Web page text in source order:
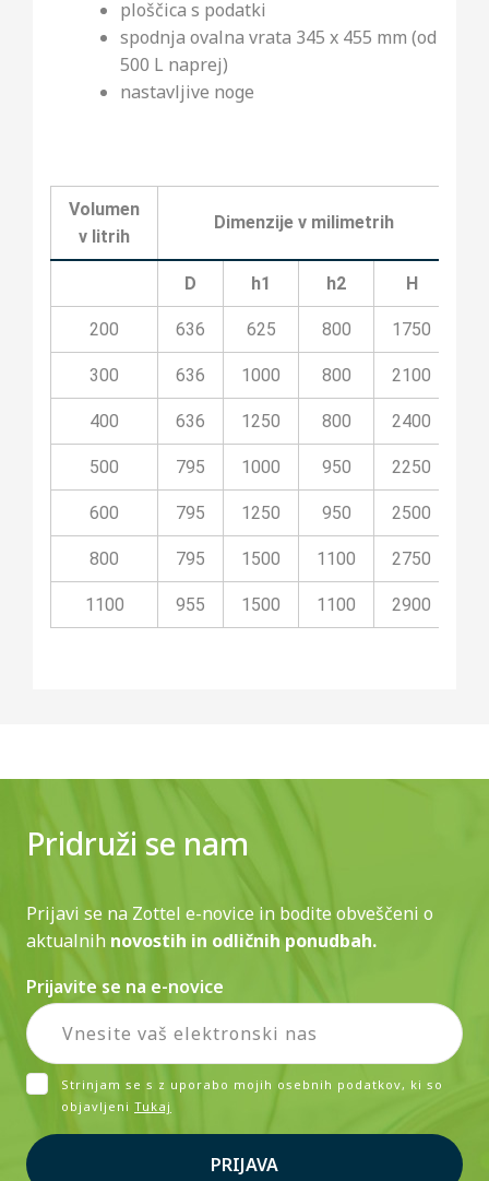
ploščica s podatki
spodnja ovalna vrata 345 x 455 mm (od
500 L naprej)
nastavljive noge
Volumen
v litrih
Dimenzije v milimetrih
D h1 h2 H
200 636 625 800 1750
300 636 1000 800 2100
400 636 1250 800 2400
500 795 1000 950 2250
600 795 1250 950 2500
800 795 1500 1100 2750
1100 955 1500 1100 2900
Pridruži se nam
Prijavi se na Zottel e-novice in bodite obveščeni o
aktualnih novostih in odličnih ponudbah.
Prijavite se na e-novice
Strinjam se s z uporabo mojih osebnih podatkov, ki so
objavljeni Tukaj
PRIJAVA